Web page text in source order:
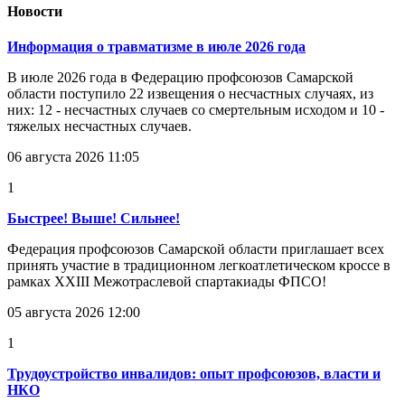
Новости
Информация о травматизме в июле 2026 года
В июле 2026 года в Федерацию профсоюзов Самарской
области поступило 22 извещения о несчастных случаях, из
них: 12 - несчастных случаев со смертельным исходом и 10 -
тяжелых несчастных случаев.
06 августа 2026 11:05
1
Быстрее! Выше! Сильнее!
Федерация профсоюзов Самарской области приглашает всех
принять участие в традиционном легкоатлетическом кроссе в
рамках XXIII Межотраслевой спартакиады ФПСО!
05 августа 2026 12:00
1
Трудоустройство инвалидов: опыт профсоюзов, власти и
НКО